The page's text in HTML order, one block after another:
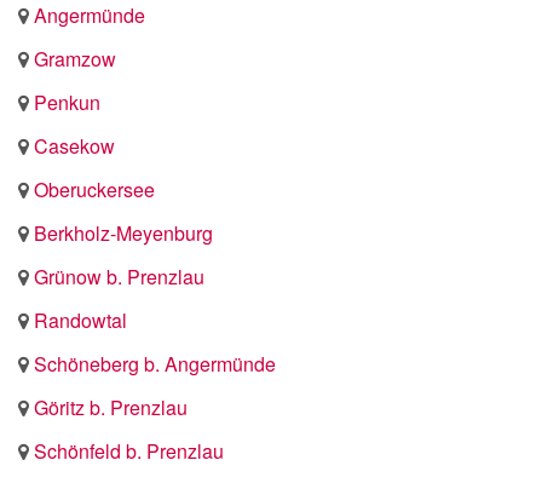
Angermünde
Gramzow
Penkun
Casekow
Oberuckersee
Berkholz-Meyenburg
Grünow b. Prenzlau
Randowtal
Schöneberg b. Angermünde
Göritz b. Prenzlau
Schönfeld b. Prenzlau